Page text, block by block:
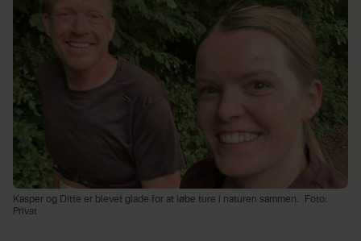
Kasper og Ditte er blevet glade for at løbe ture i naturen sammen.
Foto:
Privat